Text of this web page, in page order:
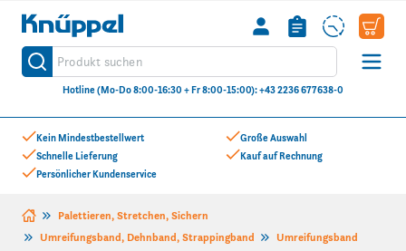
Kein Mindestbestellwert
Schnelle Lieferung
Persönlicher Kundenservice
Große Auswahl
Kauf auf Rechnung
Knüppel
Produkt suchen
Suche
Hotline (Mo-Do 8:00-16:30 + Fr 8:00-15:00): +43 2236 677638-0
Zum Inhalt springen
Palettieren, Stretchen, Sichern
Umreifungsband, Dehnband, Strappingband
Umreifungsband